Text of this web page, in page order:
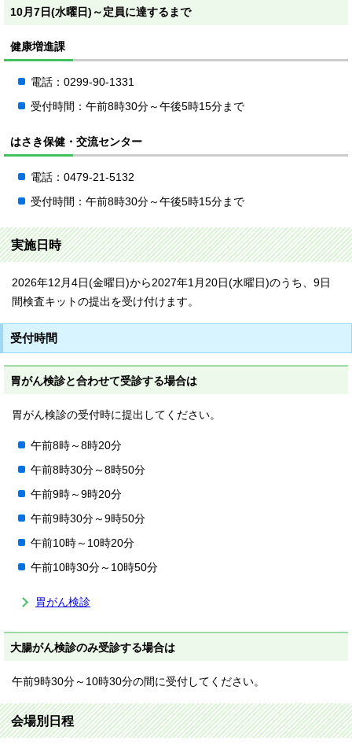
10月7日(水曜日)～定員に達するまで
健康増進課
電話：0299-90-1331
受付時間：午前8時30分～午後5時15分まで
はさき保健・交流センター
電話：0479-21-5132
受付時間：午前8時30分～午後5時15分まで
実施日時
2026年12月4日(金曜日)から2027年1月20日(水曜日)のうち、9日
間検査キットの提出を受け付けます。
受付時間
胃がん検診と合わせて受診する場合は
胃がん検診の受付時に提出してください。
午前8時～8時20分
午前8時30分～8時50分
午前9時～9時20分
午前9時30分～9時50分
午前10時～10時20分
午前10時30分～10時50分
胃がん検診
大腸がん検診のみ受診する場合は
午前9時30分～10時30分の間に受付してください。
会場別日程